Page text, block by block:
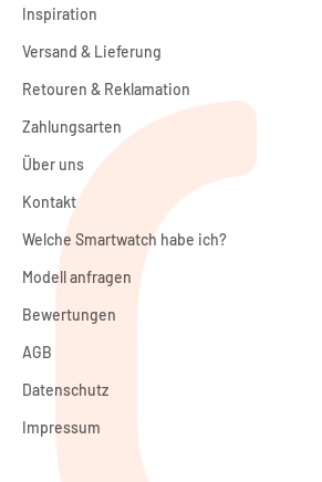
Inspiration
Versand & Lieferung
Retouren & Reklamation
Zahlungsarten
Über uns
Kontakt
Welche Smartwatch habe ich?
Modell anfragen
Bewertungen
AGB
Datenschutz
Impressum